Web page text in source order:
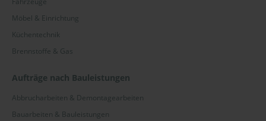
Möbel & Einrichtung
Küchentechnik
Brennstoffe & Gas
Aufträge nach Bauleistungen
Abbrucharbeiten & Demontagearbeiten
Bauarbeiten & Bauleistungen